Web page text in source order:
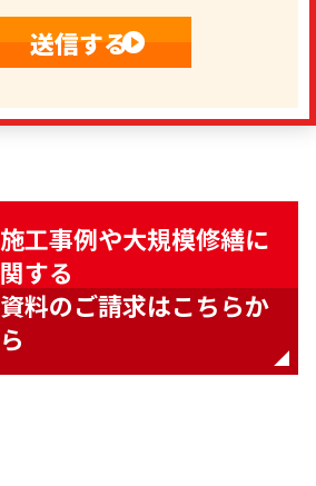
施工事例や大規模修繕に
関する
資料のご請求はこちらか
ら